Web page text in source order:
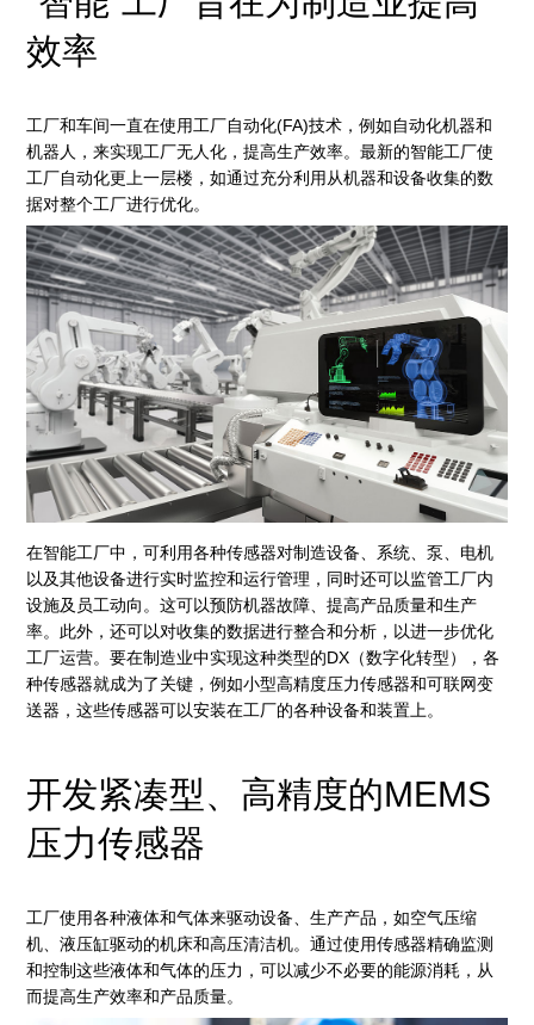
效率
工厂和车间一直在使用工厂自动化(FA)技术，例如自动化机器和
机器人，来实现工厂无人化，提高生产效率。最新的智能工厂使
工厂自动化更上一层楼，如通过充分利用从机器和设备收集的数
据对整个工厂进行优化。
在智能工厂中，可利用各种传感器对制造设备、系统、泵、电机
以及其他设备进行实时监控和运行管理，同时还可以监管工厂内
设施及员工动向。这可以预防机器故障、提高产品质量和生产
率。此外，还可以对收集的数据进行整合和分析，以进一步优化
工厂运营。要在制造业中实现这种类型的DX（数字化转型），各
种传感器就成为了关键，例如小型高精度压力传感器和可联网变
送器，这些传感器可以安装在工厂的各种设备和装置上。
开发紧凑型、高精度的MEMS
压力传感器
工厂使用各种液体和气体来驱动设备、生产产品，如空气压缩
机、液压缸驱动的机床和高压清洁机。通过使用传感器精确监测
和控制这些液体和气体的压力，可以减少不必要的能源消耗，从
而提高生产效率和产品质量。